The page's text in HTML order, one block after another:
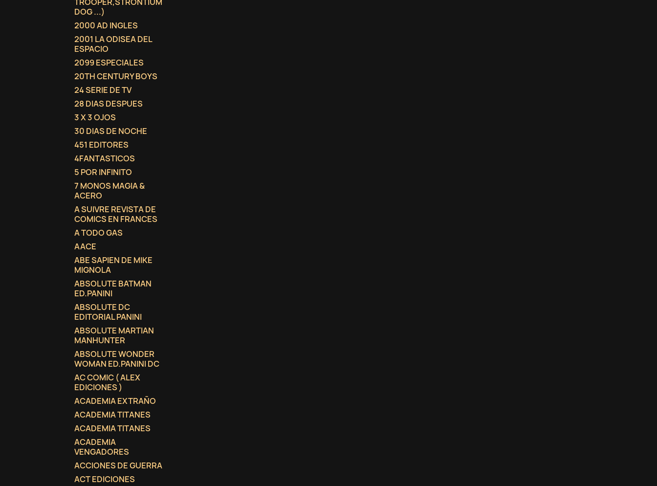
DOG ...)
2000 AD INGLES
2001 LA ODISEA DEL
ESPACIO
2099 ESPECIALES
20TH CENTURY BOYS
24 SERIE DE TV
28 DIAS DESPUES
3 X 3 OJOS
30 DIAS DE NOCHE
451 EDITORES
4FANTASTICOS
5 POR INFINITO
7 MONOS MAGIA &
ACERO
A SUIVRE REVISTA DE
COMICS EN FRANCES
A TODO GAS
AACE
ABE SAPIEN DE MIKE
MIGNOLA
ABSOLUTE BATMAN
ED.PANINI
ABSOLUTE DC
EDITORIAL PANINI
ABSOLUTE MARTIAN
MANHUNTER
ABSOLUTE WONDER
WOMAN ED.PANINI DC
AC COMIC ( ALEX
EDICIONES )
ACADEMIA EXTRAÑO
ACADEMIA TITANES
ACADEMIA TITANES
ACADEMIA
VENGADORES
ACCIONES DE GUERRA
ACT EDICIONES